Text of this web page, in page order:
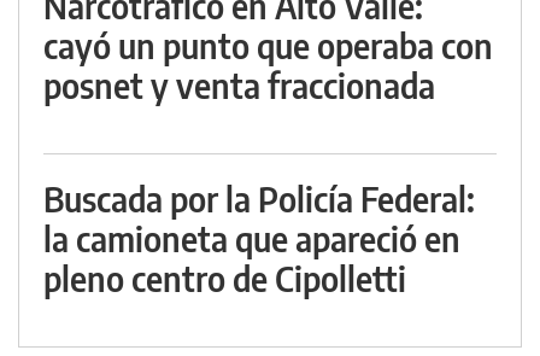
cayó un punto que operaba con
posnet y venta fraccionada
Buscada por la Policía Federal:
la camioneta que apareció en
pleno centro de Cipolletti